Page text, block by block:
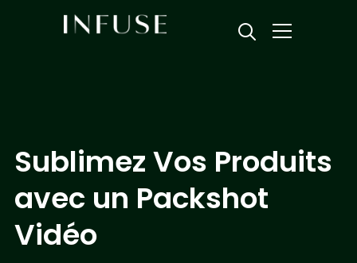
Info
Sublimez Vos Produits
avec un Packshot
Vidéo